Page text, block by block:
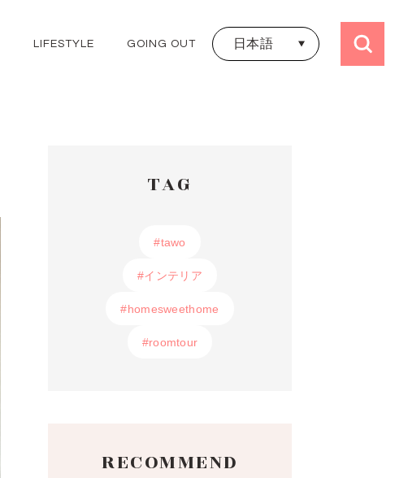
LIFESTYLE GOING OUT
TAIWAN
日本語
TAG
#tawo
#tawo
#インテリア
#インテリア
#homesweethome
#homesweethome
#roomtour
#roomtour
RECOMMEND